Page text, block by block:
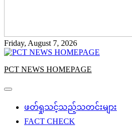
Friday, August 7, 2026
PCT NEWS HOMEPAGE
ဖတ်ရှုသင့်သည့်သတင်းများ
FACT CHECK